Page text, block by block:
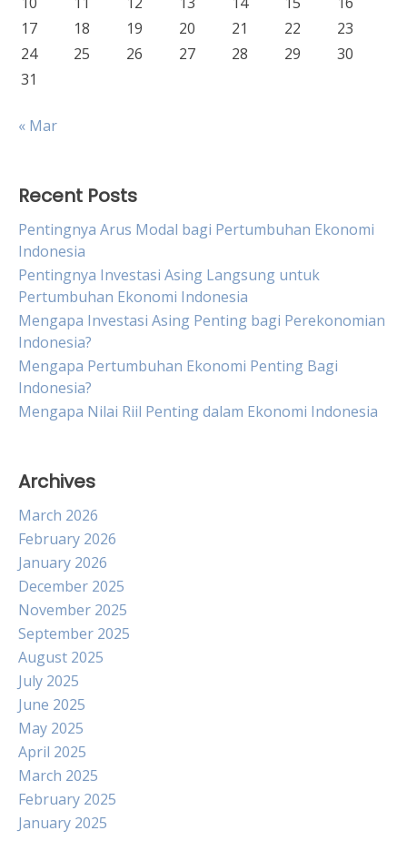
17
18 19 20 21 22
23
24
25 26 27 28 29
30
31
« Mar
Recent Posts
Pentingnya Arus Modal bagi Pertumbuhan Ekonomi
Indonesia
Pentingnya Investasi Asing Langsung untuk
Pertumbuhan Ekonomi Indonesia
Mengapa Investasi Asing Penting bagi Perekonomian
Indonesia?
Mengapa Pertumbuhan Ekonomi Penting Bagi
Indonesia?
Mengapa Nilai Riil Penting dalam Ekonomi Indonesia
Archives
March 2026
February 2026
January 2026
December 2025
November 2025
September 2025
August 2025
July 2025
June 2025
May 2025
April 2025
March 2025
February 2025
January 2025